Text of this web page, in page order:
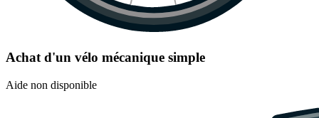
Achat d'un vélo mécanique simple
Aide non disponible